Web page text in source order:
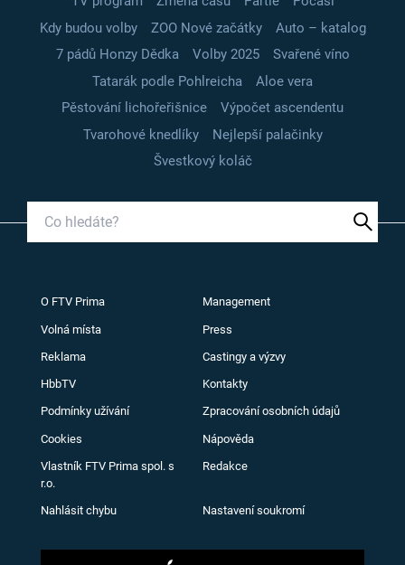
Kdy budou volby
ZOO Nové začátky
Auto – katalog
7 pádů Honzy Dědka
Volby 2025
Svařené víno
Tatarák podle Pohlreicha
Aloe vera
Pěstování lichořeřišnice
Výpočet ascendentu
Tvarohové knedlíky
Nejlepší palačinky
Švestkový koláč
O FTV Prima Management
Volná místa Press
Reklama Castingy a výzvy
HbbTV Kontakty
Podmínky užívání Zpracování osobních údajů
Cookies Nápověda
Vlastník FTV Prima spol. s
r.o.
Redakce
Nahlásit chybu Nastavení soukromí